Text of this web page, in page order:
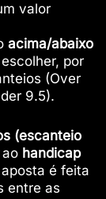
valor
acima/abaixo
por
(Over
9.5).
(escanteio
handicap
é feita
entre as